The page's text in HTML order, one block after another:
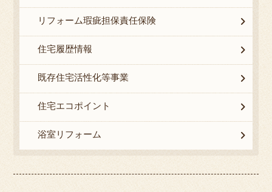
リフォーム瑕疵担保責任保険
住宅履歴情報
既存住宅活性化等事業
住宅エコポイント
浴室リフォーム